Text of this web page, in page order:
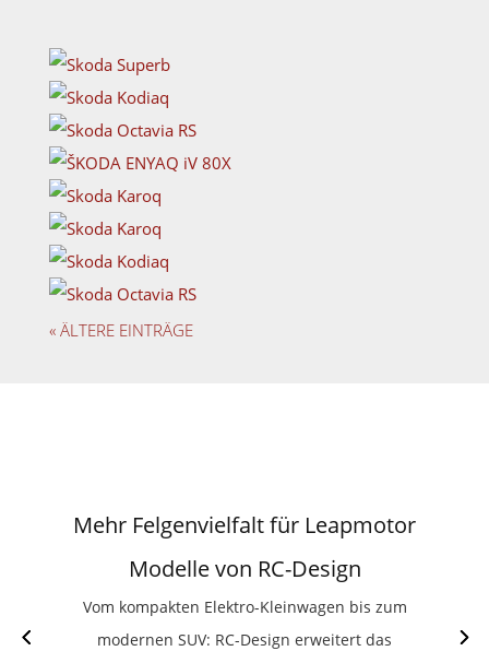
« ÄLTERE EINTRÄGE
Mehr Felgenvielfalt für Leapmotor
Modelle von RC-Design
Vom kompakten Elektro-Kleinwagen bis zum
modernen SUV: RC-Design erweitert das